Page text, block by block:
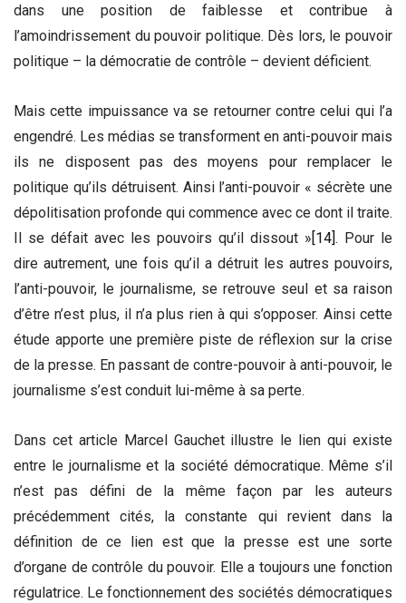
dans une position de faiblesse et contribue à
l’amoindrissement du pouvoir politique. Dès lors, le pouvoir
politique – la démocratie de contrôle – devient déficient.
Mais cette impuissance va se retourner contre celui qui l’a
engendré. Les médias se transforment en anti-pouvoir mais
ils ne disposent pas des moyens pour remplacer le
politique qu’ils détruisent. Ainsi l’anti-pouvoir « sécrète une
dépolitisation profonde qui commence avec ce dont il traite.
Il se défait avec les pouvoirs qu’il dissout »[14]. Pour le
dire autrement, une fois qu’il a détruit les autres pouvoirs,
l’anti-pouvoir, le journalisme, se retrouve seul et sa raison
d’être n’est plus, il n’a plus rien à qui s’opposer. Ainsi cette
étude apporte une première piste de réflexion sur la crise
de la presse. En passant de contre-pouvoir à anti-pouvoir, le
journalisme s’est conduit lui-même à sa perte.
Dans cet article Marcel Gauchet illustre le lien qui existe
entre le journalisme et la société démocratique. Même s’il
n’est pas défini de la même façon par les auteurs
précédemment cités, la constante qui revient dans la
définition de ce lien est que la presse est une sorte
d’organe de contrôle du pouvoir. Elle a toujours une fonction
régulatrice. Le fonctionnement des sociétés démocratiques